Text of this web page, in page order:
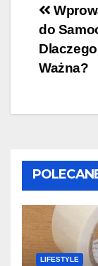
do
Ważna?
LIFESTYLE